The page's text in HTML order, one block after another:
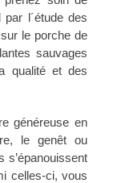
l´étude des
le porche de
sauvages
qualité et des
généreuse en
le genêt ou
s’épanouissent
celles-ci, vous